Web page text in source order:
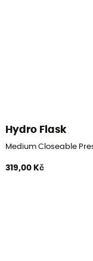
Hydro Flask
Medium Closeable
319,00 Kč